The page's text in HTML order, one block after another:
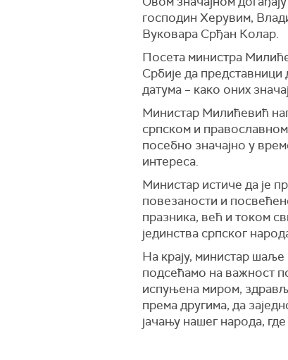
господин Херувим,
Вуковара Срђан Колар.
Посета министра
Србије да
датума – како оних
Министар Милићевић
српском и
посебно значајно у
интереса.
Министар истиче да је
повезаности и
празника, већ и током
јединства српског
На крају, министар
подсећамо на важност
испуњена миром,
према другима, да
јачању нашег народа,